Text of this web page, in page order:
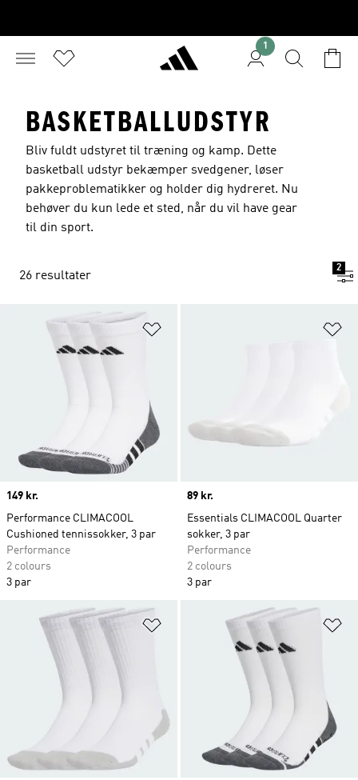
1
BASKETBALLUDSTYR
Bliv fuldt udstyret til træning og kamp. Dette
basketball udstyr bekæmper svedgener, løser
pakkeproblematikker og holder dig hydreret. Nu
behøver du kun lede et sted, når du vil have gear
til din sport.
26 resultater
2
Price
149 kr.
Performance CLIMACOOL
Cushioned tennissokker, 3 par
Performance
2 colours
3 par
Price
89 kr.
Essentials CLIMACOOL Quarter
sokker, 3 par
Performance
2 colours
3 par
Føj til ønskeliste